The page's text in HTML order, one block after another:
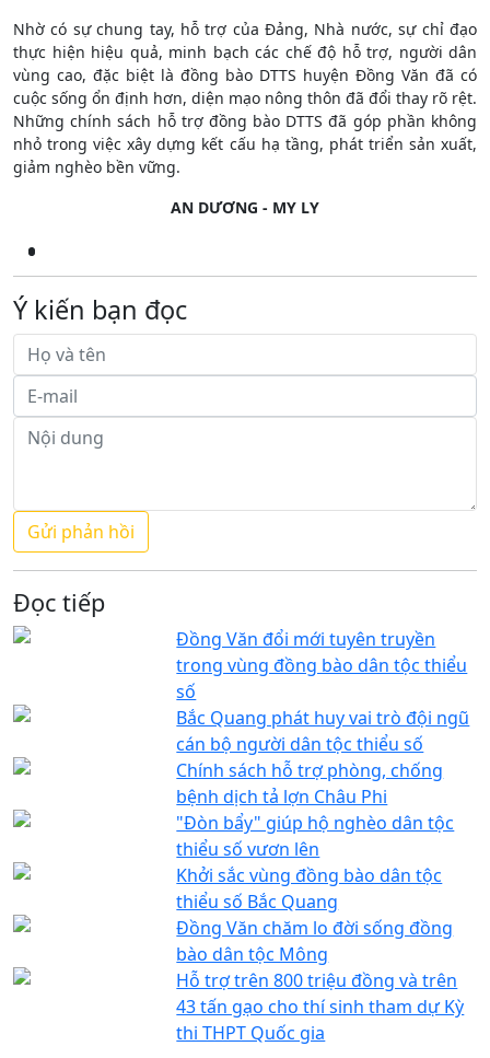
Nhờ có sự chung tay, hỗ trợ của Đảng, Nhà nước, sự chỉ đạo
thực hiện hiệu quả, minh bạch các chế độ hỗ trợ, người dân
vùng cao, đặc biệt là đồng bào DTTS huyện Đồng Văn đã có
cuộc sống ổn định hơn, diện mạo nông thôn đã đổi thay rõ rệt.
Những chính sách hỗ trợ đồng bào DTTS đã góp phần không
nhỏ trong việc xây dựng kết cấu hạ tầng, phát triển sản xuất,
giảm nghèo bền vững.
AN DƯƠNG - MY LY
Ý kiến bạn đọc
Đọc tiếp
Đồng Văn đổi mới tuyên truyền
trong vùng đồng bào dân tộc thiểu
số
Bắc Quang phát huy vai trò đội ngũ
cán bộ người dân tộc thiểu số
Chính sách hỗ trợ phòng, chống
bệnh dịch tả lợn Châu Phi
"Đòn bẩy" giúp hộ nghèo dân tộc
thiểu số vươn lên
Khởi sắc vùng đồng bào dân tộc
thiểu số Bắc Quang
Đồng Văn chăm lo đời sống đồng
bào dân tộc Mông
Hỗ trợ trên 800 triệu đồng và trên
43 tấn gạo cho thí sinh tham dự Kỳ
thi THPT Quốc gia